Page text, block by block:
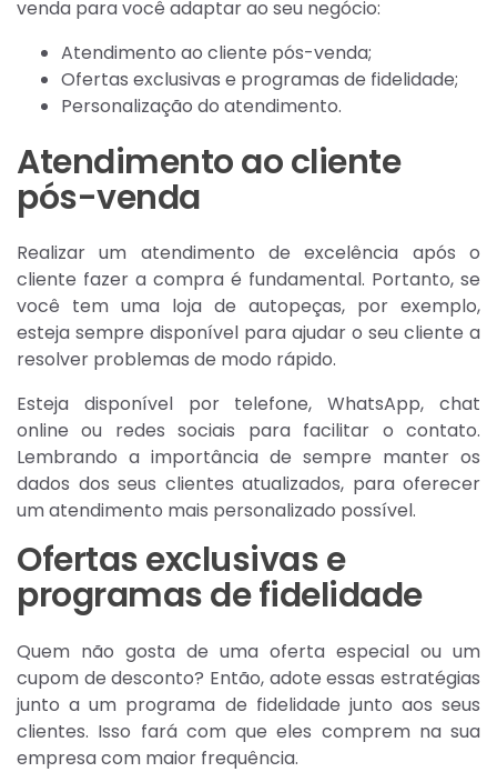
venda para você adaptar ao seu negócio:
Atendimento ao cliente pós-venda;
Ofertas exclusivas e programas de fidelidade;
Personalização do atendimento.
Atendimento ao cliente
pós-venda
Realizar um atendimento de excelência após o
cliente fazer a compra é fundamental. Portanto, se
você tem uma loja de autopeças, por exemplo,
esteja sempre disponível para ajudar o seu cliente a
resolver problemas de modo rápido.
Esteja disponível por telefone, WhatsApp, chat
online ou redes sociais para facilitar o contato.
Lembrando a importância de sempre manter os
dados dos seus clientes atualizados, para oferecer
um atendimento mais personalizado possível.
Ofertas exclusivas e
programas de fidelidade
Quem não gosta de uma oferta especial ou um
cupom de desconto? Então, adote essas estratégias
junto a um programa de fidelidade junto aos seus
clientes. Isso fará com que eles comprem na sua
empresa com maior frequência.